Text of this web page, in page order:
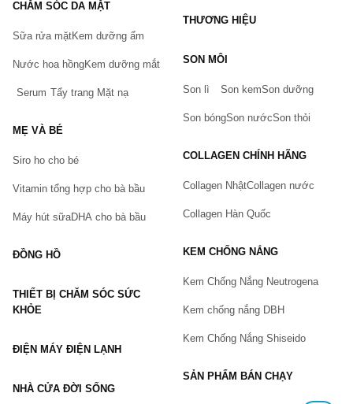
Bạn gặp vấn đề về sản phẩm hay mua hàng?
Hãy báo lỗi cho chúng tôi. Hoặc gọi cho chúng tôi qua số
Vấn đề(*)
CHĂM SÓC DA MẶT
Sữa rửa mặtKem dưỡng ẩm
Nước hoa hồngKem dưỡng mắt
Serum Tẩy trang Mặt nạ
MẸ VÀ BÉ
Siro ho cho bé
Vitamin tổng hợp cho bà bầu
Máy hút sữaDHA cho bà bầu
ĐỒNG HỒ
THIẾT BỊ CHĂM SÓC SỨC
KHỎE
ĐIỆN MÁY ĐIỆN LẠNH
NHÀ CỬA ĐỜI SỐNG
THƯƠNG HIỆU
SON MÔI
Son lì Son kemSon dưỡng
Son bóngSon nướcSon thỏi
COLLAGEN CHÍNH HÃNG
Collagen NhậtCollagen nước
Collagen Hàn Quốc
KEM CHỐNG NẮNG
Kem Chống Nắng Neutrogena
Kem chống nắng DBH
Kem Chống Nắng Shiseido
SẢN PHẨM BÁN CHẠY